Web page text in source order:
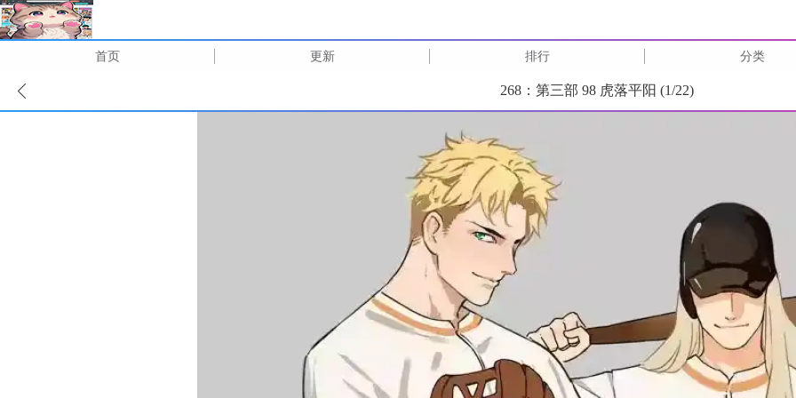
首页 更新 排行 分类
268：第三部 98 虎落平阳 (1/22)